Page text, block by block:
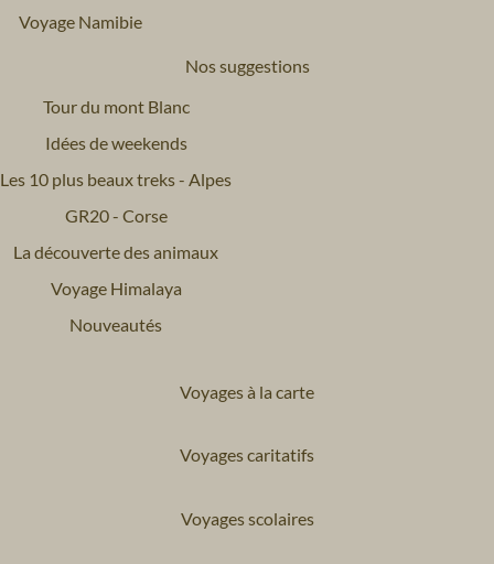
Voyage Namibie
Nos suggestions
Tour du mont Blanc
Idées de weekends
Les 10 plus beaux treks - Alpes
GR20 - Corse
La découverte des animaux
Voyage Himalaya
Nouveautés
Voyages à la carte
Voyages caritatifs
Voyages scolaires